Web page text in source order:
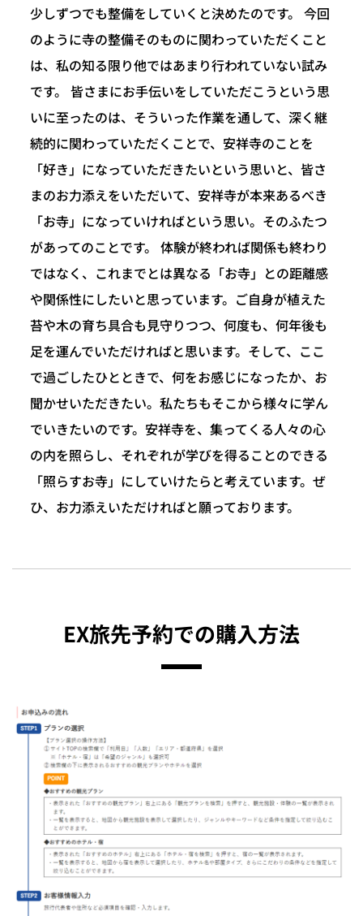
少しずつでも整備をしていくと決めたのです。 今回
のように寺の整備そのものに関わっていただくこと
は、私の知る限り他ではあまり行われていない試み
です。 皆さまにお手伝いをしていただこうという思
いに至ったのは、そういった作業を通して、深く継
続的に関わっていただくことで、安祥寺のことを
「好き」になっていただきたいという思いと、皆さ
まのお力添えをいただいて、安祥寺が本来あるべき
「お寺」になっていければという思い。そのふたつ
があってのことです。 体験が終われば関係も終わり
ではなく、これまでとは異なる「お寺」との距離感
や関係性にしたいと思っています。ご自身が植えた
苔や木の育ち具合も見守りつつ、何度も、何年後も
足を運んでいただければと思います。そして、ここ
で過ごしたひとときで、何をお感じになったか、お
聞かせいただきたい。私たちもそこから様々に学ん
でいきたいのです。安祥寺を、集ってくる人々の心
の内を照らし、それぞれが学びを得ることのできる
「照らすお寺」にしていけたらと考えています。ぜ
ひ、お力添えいただければと願っております。
EX旅先予約での購入方法